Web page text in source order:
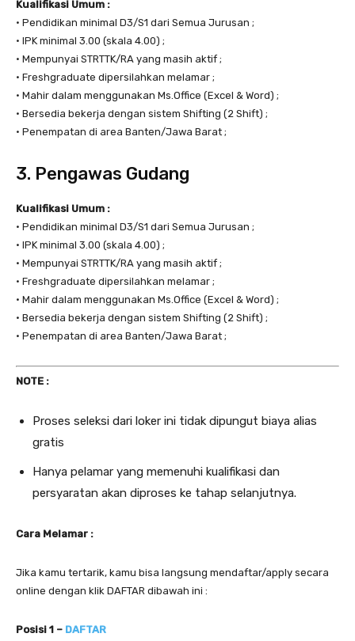
Kualifikasi Umum :
• Pendidikan minimal D3/S1 dari Semua Jurusan ;
• IPK minimal 3.00 (skala 4.00) ;
• Mempunyai STRTTK/RA yang masih aktif ;
• Freshgraduate dipersilahkan melamar ;
• Mahir dalam menggunakan Ms.Office (Excel & Word) ;
• Bersedia bekerja dengan sistem Shifting (2 Shift) ;
• Penempatan di area Banten/Jawa Barat ;
3. Pengawas Gudang
Kualifikasi Umum :
• Pendidikan minimal D3/S1 dari Semua Jurusan ;
• IPK minimal 3.00 (skala 4.00) ;
• Mempunyai STRTTK/RA yang masih aktif ;
• Freshgraduate dipersilahkan melamar ;
• Mahir dalam menggunakan Ms.Office (Excel & Word) ;
• Bersedia bekerja dengan sistem Shifting (2 Shift) ;
• Penempatan di area Banten/Jawa Barat ;
NOTE :
Proses seleksi dari loker ini tidak dipungut biaya alias
gratis
Hanya pelamar yang memenuhi kualifikasi dan
persyaratan akan diproses ke tahap selanjutnya.
Cara Melamar :
Jika kamu tertarik, kamu bisa langsung mendaftar/apply secara
online dengan klik DAFTAR dibawah ini :
Posisi 1 – DAFTAR